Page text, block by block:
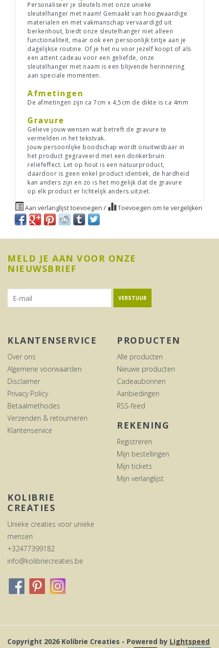
Personaliseer je sleutels met onze unieke
sleutelhanger met naam! Gemaakt van hoogwaardige
materialen en met vakmanschap vervaardigd uit
berkenhout, biedt onze sleutelhanger niet alleen
functionaliteit, maar ook een persoonlijk tintje aan je
dagelijkse routine. Of je het nu voor jezelf koopt of als
een attent cadeau voor een geliefde, onze
sleutelhanger met naam is een blijvende herinnering
aan speciale momenten.
Afmetingen
De afmetingen zijn ca 7cm x 4,5cm de dikte is ca 4mm
Gravure
Gelieve jouw wensen wat betreft de gravure te
vermelden in het tekstvak.
Jouw persoonlijke boodschap wordt onuitwisbaar in
het product gegraveerd met een donkerbruin
reliëfeffect. Let op hout is een natuurproduct,
daardoor is geen enkel product identiek, de hardheid
kan anders zijn en zo is het mogelijk dat de gravure
op elk product er lichtelijk anders uitziet.
Aan verlanglijst toevoegen / Toevoegen om te vergelijken
MELD JE AAN VOOR ONZE
NIEUWSBRIEF
VERSTUUR
KLANTENSERVICE
Over ons
Algemene voorwaarden
Disclaimer
Privacy Policy
Betaalmethodes
Verzenden & retourneren
Klantenservice
PRODUCTEN
Alle producten
Nieuwe producten
Cadeaubonnen
Aanbiedingen
RSS-feed
REKENING
Registreren
Mijn bestellingen
Mijn tickets
Mijn verlanglijst
KOLIBRIE
CREATIES
Unieke creaties voor unieke
mensen
+32477399182
info@kolibriecreaties.be
Copyright 2026 Kolibrie Creaties - Powered by Lightspeed